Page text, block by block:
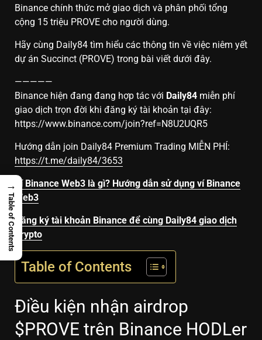
Binance chính thức mở giao dịch và phân phối tổng
cộng 15 triệu PROVE cho người dùng.
Hãy cùng Daily84 tìm hiểu các thông tin về việc niêm yết
dự án Succinct (PROVE) trong bài viết dưới đây.
—————
Binance hiện đang đang hợp tác với Daily84 miễn phí
giao dịch trọn đời khi đăng ký tài khoản tại đây:
https://www.binance.com/join?ref=N8U2UQR5
Hướng dẫn join Daily84 Premium Trading MIỄN PHÍ:
https://t.me/daily84/3653
Ví Binance Web3 là gì? Hướng dẫn sử dụng ví Binance
Web3
Đăng ký tài khoản Binance để cùng Daily84 giao dịch
Crypto
Table of Contents
Điều kiện nhận airdrop
$PROVE trên Binance HODLer
→
Table of Contents